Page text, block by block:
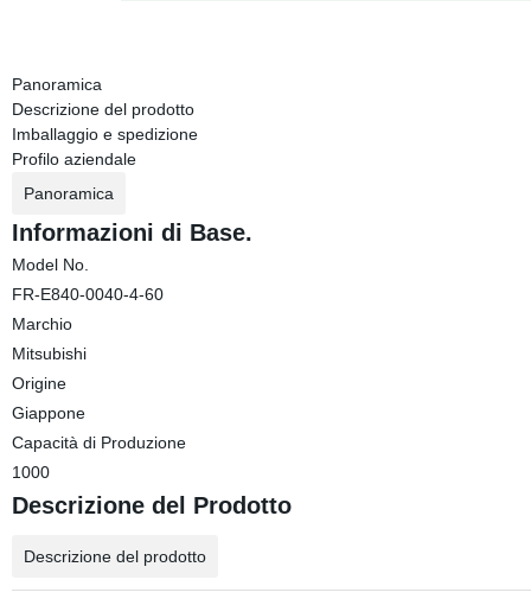
Panoramica
Descrizione del prodotto
Imballaggio e spedizione
Profilo aziendale
Panoramica
Informazioni di Base.
Model No.
FR-E840-0040-4-60
Marchio
Mitsubishi
Origine
Giappone
Capacità di Produzione
1000
Descrizione del Prodotto
Descrizione del prodotto